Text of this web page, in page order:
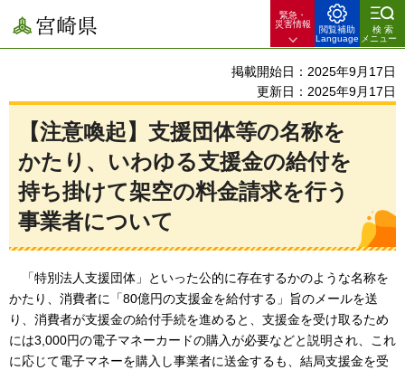
宮崎県
緊急・
災害情報
閲覧補助
Language
検索
メニュー
掲載開始日：2025年9月17日
更新日：2025年9月17日
【注意喚起】支援団体等の名称を
かたり、いわゆる支援金の給付を
持ち掛けて架空の料金請求を行う
事業者について
「特別法人支援団体」といった公的に存在するかのような名称を
かたり、消費者に「80億円の支援金を給付する」旨のメールを送
り、消費者が支援金の給付手続を進めると、支援金を受け取るため
には3,000円の電子マネーカードの購入が必要などと説明され、これ
に応じて電子マネーを購入し事業者に送金するも、結局支援金を受